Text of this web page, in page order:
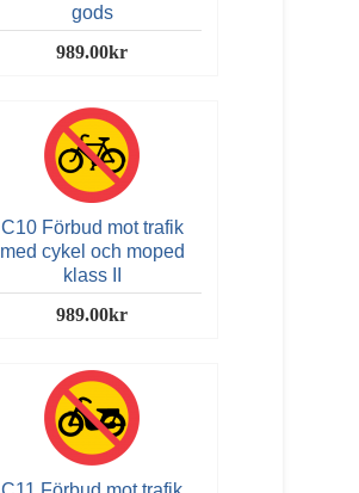
gods
989.00kr
C10 Förbud mot trafik
med cykel och moped
klass II
989.00kr